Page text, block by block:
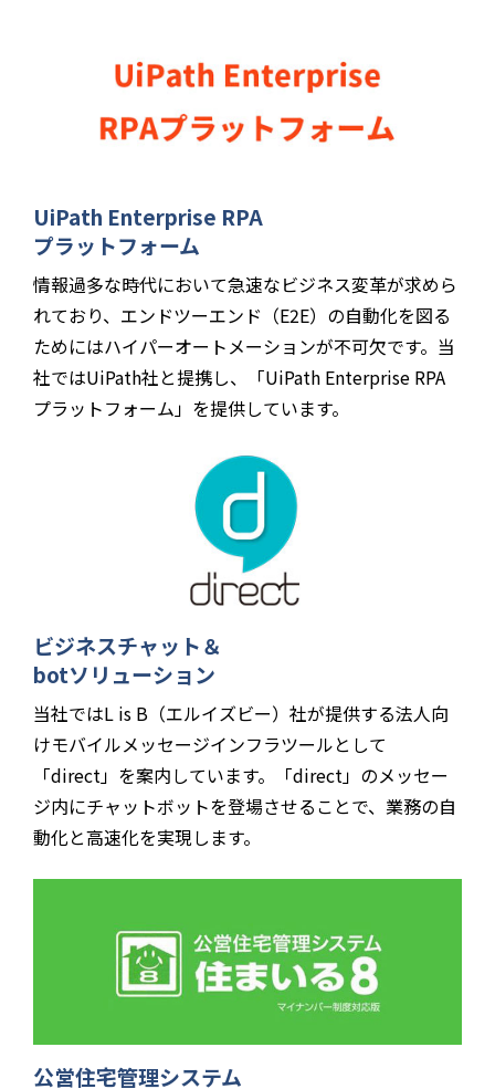
UiPath Enterprise RPA
プラットフォーム
情報過多な時代において急速なビジネス変革が求めら
れており、エンドツーエンド（E2E）の自動化を図る
ためにはハイパーオートメーションが不可欠です。当
社ではUiPath社と提携し、「UiPath Enterprise RPA
プラットフォーム」を提供しています。
ビジネスチャット＆
botソリューション
当社ではL is B（エルイズビー）社が提供する法人向
けモバイルメッセージインフラツールとして
「direct」を案内しています。「direct」のメッセー
ジ内にチャットボットを登場させることで、業務の自
動化と高速化を実現します。
公営住宅管理システム